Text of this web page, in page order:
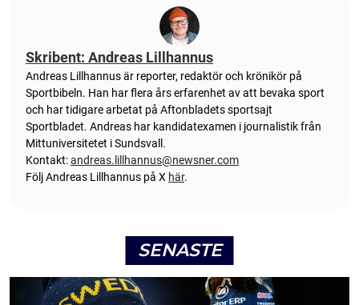
Skribent: Andreas Lillhannus
Andreas Lillhannus är reporter, redaktör och krönikör på
Sportbibeln. Han har flera års erfarenhet av att bevaka sport
och har tidigare arbetat på Aftonbladets sportsajt
Sportbladet. Andreas har kandidatexamen i journalistik från
Mittuniversitetet i Sundsvall.
Kontakt:andreas.lillhannus@newsner.com
Följ Andreas Lillhannus på X här.
SENASTE